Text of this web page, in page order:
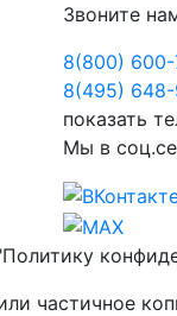
Звоните
8(800)
8(495)
показать
Мы в
частичное